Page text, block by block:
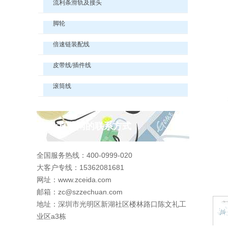
流利条滑轨及接头
脚轮
倍速链装配线
皮带线/插件线
滚筒线
pg直营网的联系方式
全国服务热线：400-0999-020
大客户专线：15362081681
网址：www.zceida.com
邮箱： zc@szzechuan.com
地址：深圳市光明区新湖社区楼林路口陈文礼工
业区a3栋